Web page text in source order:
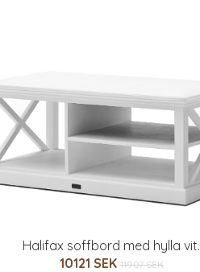
Halifax soffbord med hylla vit.
10121 SEK 11907 SEK